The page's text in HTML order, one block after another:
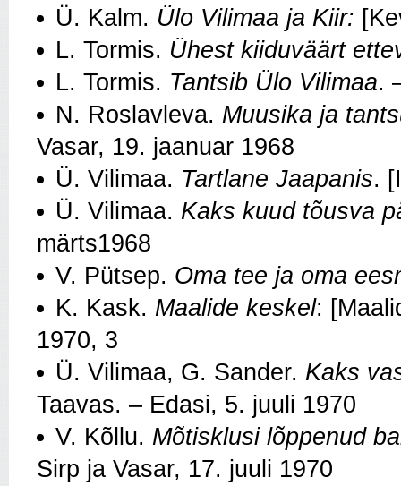
Ü. Kalm. Ülo Vilimaa ja Kiir:
L. Tormis. Ühest kiiduväärt
L. Tormis. Tantsib Ülo Vilimaa.
N. Roslavleva. Muusika ja
Vasar, 19. jaanuar 1968
Ü. Vilimaa. Tartlane Jaapanis.
Ü. Vilimaa. Kaks kuud tõusva
märts1968
V. Pütsep. Oma tee ja oma
K. Kask. Maalide keskel:
1970, 3
Ü. Vilimaa, G. Sander. Kaks
Taavas. – Edasi, 5. juuli 1970
V. Kõllu. Mõtisklusi lõppenud
Sirp ja Vasar, 17. juuli 1970